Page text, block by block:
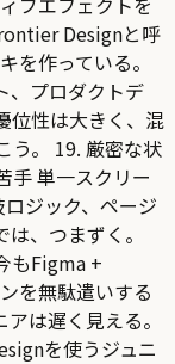
Designと呼
を作っている。
、プロダクトデ
位性は大きく、混
う。 19. 厳密な状
手 単一スクリー
ジック、ページ
、つまずく。
もFigma +
を無駄遣いする
は遅く見える。
を使うジュニ